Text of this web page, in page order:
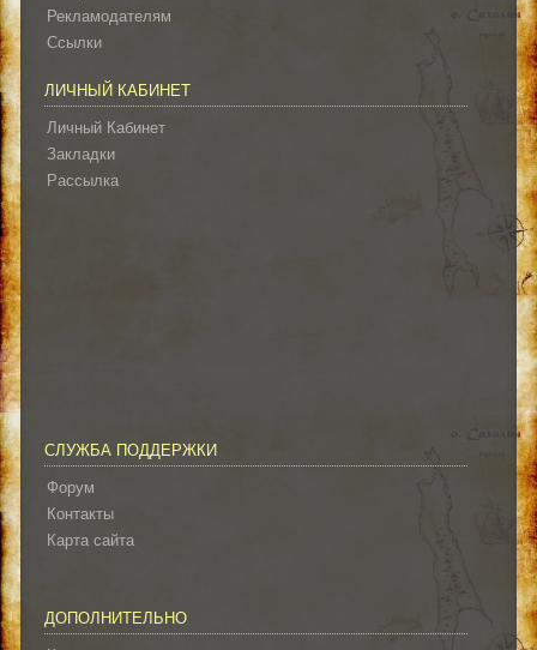
Рекламодателям
Ссылки
ЛИЧНЫЙ КАБИНЕТ
Личный Кабинет
Закладки
Рассылка
СЛУЖБА ПОДДЕРЖКИ
Форум
Контакты
Карта сайта
ДОПОЛНИТЕЛЬНО